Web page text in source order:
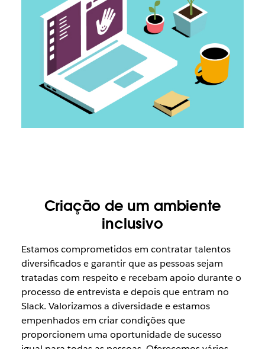
Criação de um ambiente
inclusivo
Estamos comprometidos em contratar talentos
diversificados e garantir que as pessoas sejam
tratadas com respeito e recebam apoio durante o
processo de entrevista e depois que entram no
Slack. Valorizamos a diversidade e estamos
empenhados em criar condições que
proporcionem uma oportunidade de sucesso